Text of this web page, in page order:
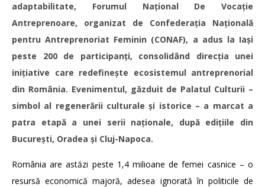
adaptabilitate, Forumul Național De Vocație
Antreprenoare, organizat de Confederația Națională
pentru Antreprenoriat Feminin (CONAF), a adus la Iași
peste 200 de participanți, consolidând direcția unei
inițiative care redefinește ecosistemul antreprenorial
din România. Evenimentul, găzduit de Palatul Culturii –
simbol al regenerării culturale și istorice – a marcat a
patra etapă a unei serii naționale, după edițiile din
București, Oradea și Cluj-Napoca.
România are astăzi peste 1,4 milioane de femei casnice – o
resursă economică majoră, adesea ignorată în politicile de